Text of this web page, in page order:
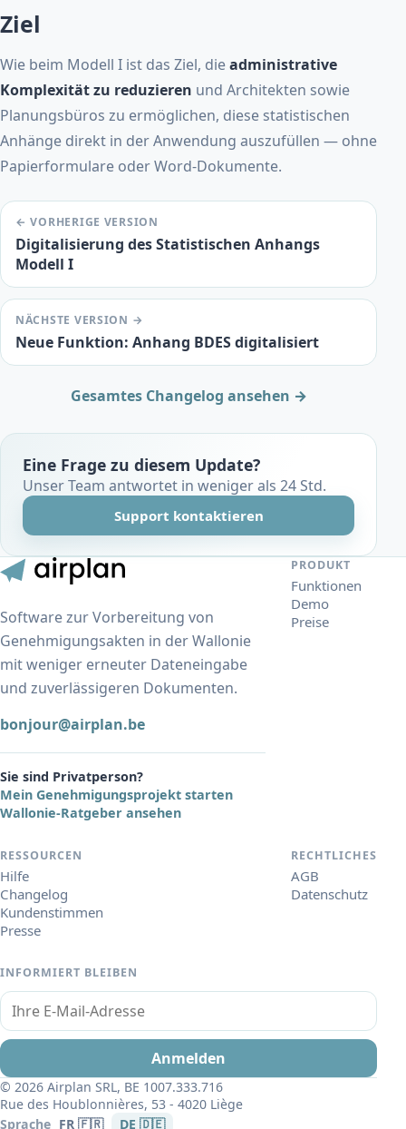
Ziel
Wie beim Modell I ist das Ziel, dieadministrative
Komplexität zu reduzieren und Architekten sowie
Planungsbüros zu ermöglichen, diese statistischen
Anhänge direkt in der Anwendung auszufüllen — ohne
Papierformulare oder Word-Dokumente.
← VORHERIGE VERSION
Digitalisierung des Statistischen Anhangs
Modell I
NÄCHSTE VERSION →
Neue Funktion: Anhang BDES digitalisiert
Gesamtes Changelog ansehen →
Eine Frage zu diesem Update?
Unser Team antwortet in weniger als 24 Std.
Support kontaktieren
Software zur Vorbereitung von
Genehmigungsakten in der Wallonie
mit weniger erneuter Dateneingabe
und zuverlässigeren Dokumenten.
bonjour@airplan.be
Sie sind Privatperson?
Mein Genehmigungsprojekt starten
Wallonie-Ratgeber ansehen
PRODUKT
Funktionen
Demo
Preise
RESSOURCEN
Hilfe
Changelog
Kundenstimmen
Presse
RECHTLICHES
AGB
Datenschutz
INFORMIERT BLEIBEN
Ihre E-Mail-Adresse
Anmelden
© 2026 Airplan SRL, BE 1007.333.716
Rue des Houblonnières, 53 - 4020 Liège
Sprache FR 🇫🇷 DE 🇩🇪